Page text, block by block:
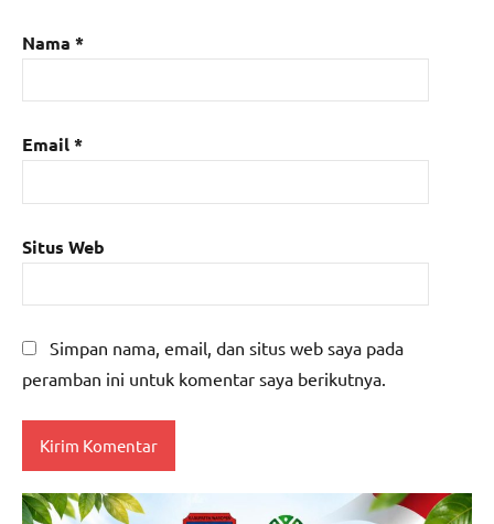
Nama *
Email*
Situs Web
Simpan nama, email, dan situs web saya pada
peramban ini untuk komentar saya berikutnya.